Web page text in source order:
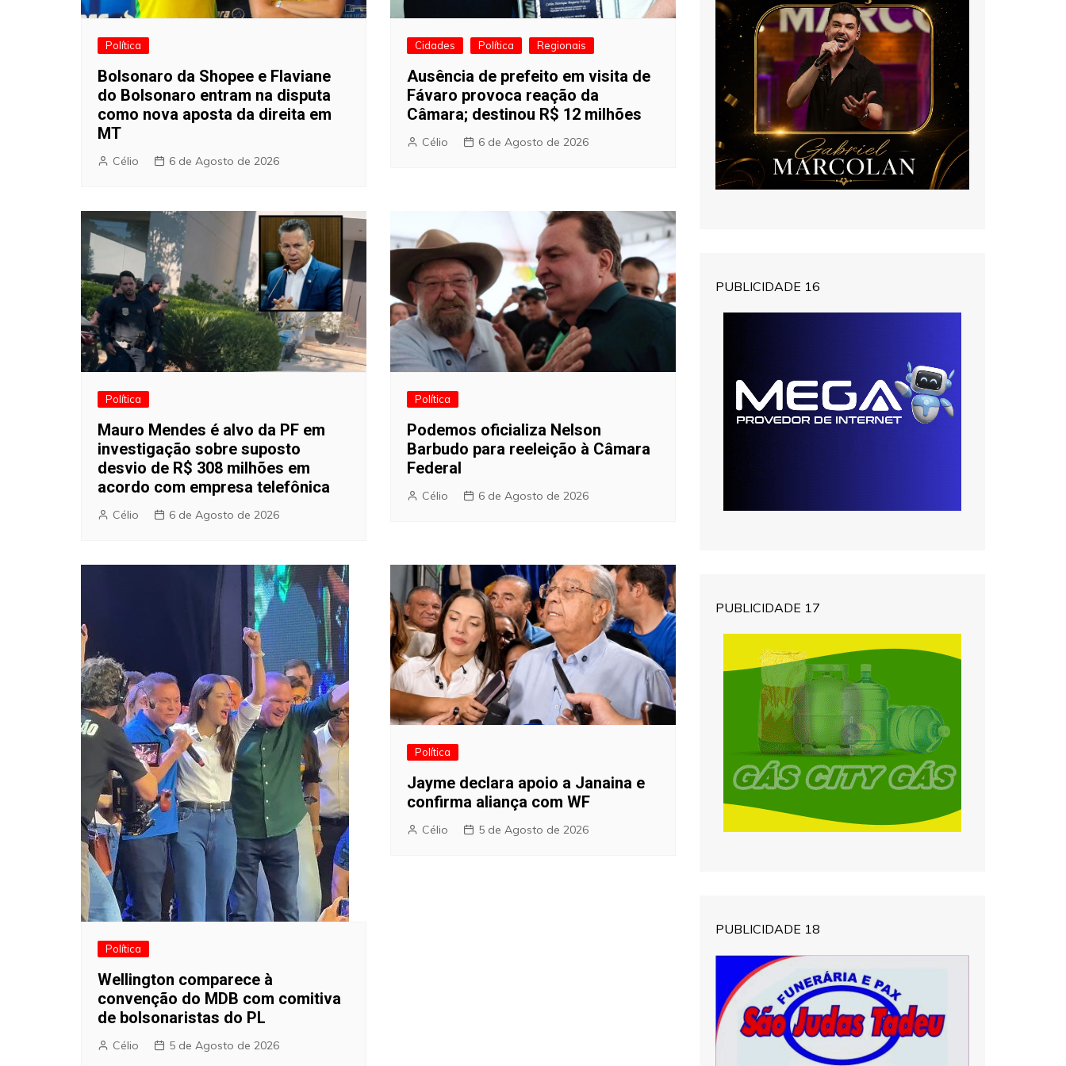
Política
Bolsonaro da Shopee e Flaviane
do Bolsonaro entram na disputa
como nova aposta da direita em
MT
Célio 6 de Agosto de 2026
Cidades Política Regionais
Ausência de prefeito em visita de
Fávaro provoca reação da
Câmara; destinou R$ 12 milhões
Célio 6 de Agosto de 2026
Política
Mauro Mendes é alvo da PF em
investigação sobre suposto
desvio de R$ 308 milhões em
acordo com empresa telefônica
Célio 6 de Agosto de 2026
Política
Podemos oficializa Nelson
Barbudo para reeleição à Câmara
Federal
Célio 6 de Agosto de 2026
Política
Wellington comparece à
convenção do MDB com comitiva
de bolsonaristas do PL
Célio 5 de Agosto de 2026
Política
Jayme declara apoio a Janaina e
confirma aliança com WF
Célio 5 de Agosto de 2026
PUBLICIDADE 16
PUBLICIDADE 17
PUBLICIDADE 18